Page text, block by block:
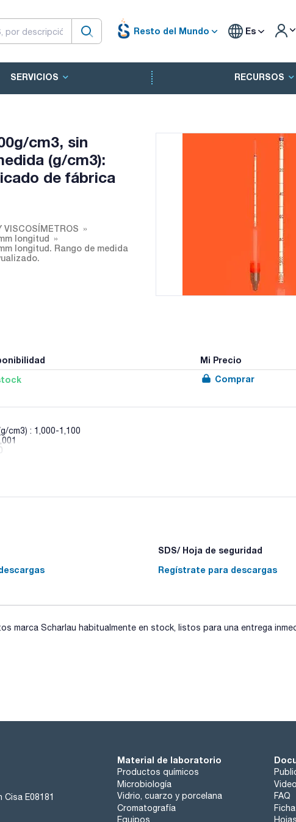
Resto del Mundo Es
SERVICIOS RECURSOS
cm3, sin
(g/cm3):
de fábrica
VISCOSÍMETROS
longitud
longitud. Rango de medida
Mi Precio
Comprar
cm3) : 1,000-1,100
SDS/ Hoja de seguridad
Regístrate para descargas
marca Scharlau habitualmente en stock, listos para una entrega
Cisa E08181
Material de laboratorio
Productos químicos
Microbiología
Vidrio, cuarzo y porcelana
Cromatografía
Equipos
FAQ